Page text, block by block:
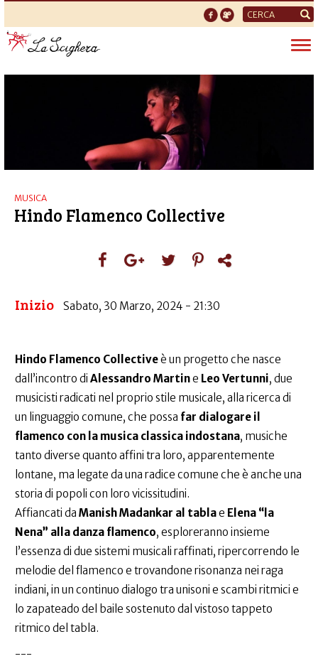
Form
di
ricerca
MUSICA
Hindo Flamenco Collective
Inizio Sabato, 30 Marzo, 2024 - 21:30
Hindo Flamenco Collectiveè un progetto che nasce
dall’incontro di Alessandro Martine Leo Vertunni, due
musicisti radicati nel proprio stile musicale, alla ricerca di
un linguaggio comune, che possa far dialogare il
flamenco con la musica classica indostana, musiche
tanto diverse quanto affini tra loro, apparentemente
lontane, ma legate da una radice comune che è anche una
storia di popoli con loro vicissitudini.
Affiancati da Manish Madankar al tablae Elena “la
Nena” alla danza flamenco, esploreranno insieme
l’essenza di due sistemi musicali raffinati, ripercorrendo le
melodie del flamenco e trovandone risonanza nei raga
indiani, in un continuo dialogo tra unisoni e scambi ritmici e
lo zapateado del baile sostenuto dal vistoso tappeto
ritmico del tabla.
---